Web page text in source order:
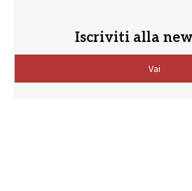
Iscriviti alla
Vai